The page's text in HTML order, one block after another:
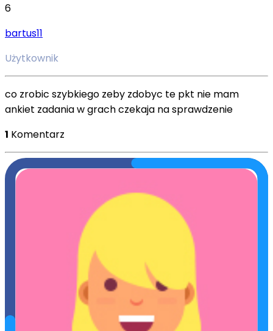
6
bartus11
Użytkownik
co zrobic szybkiego zeby zdobyc te pkt nie mam
ankiet zadania w grach czekaja na sprawdzenie
1 Komentarz